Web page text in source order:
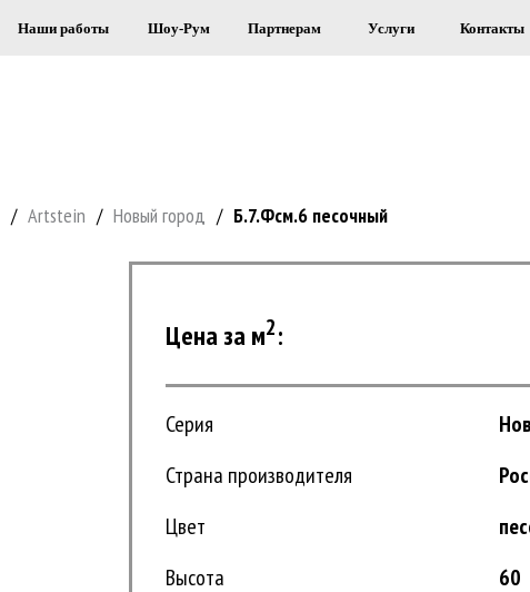
Наши работы Шоу-Рум Партнерам Услуги Контакты
/ Artstein / Новый город / Б.7.Фсм.6 песочный
Цена за м2:
Серия
Страна производителя
Цвет
Высота
60